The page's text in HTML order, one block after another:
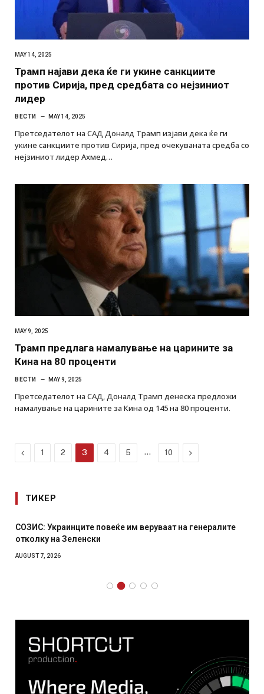
MAY 14, 2025
Трамп најави дека ќе ги укине санкциите
против Сирија, пред средбата со нејзиниот
лидер
ВЕСТИ MAY 14, 2025
Претседателот на САД Доналд Трамп изјави дека ќе ги
укине санкциите против Сирија, пред очекуваната средба со
нејзиниот лидер Ахмед…
MAY 9, 2025
Трамп предлага намалување на царините за
Кина на 80 проценти
ВЕСТИ MAY 9, 2025
Претседателот на САД, Доналд Трамп денеска предложи
намалување на царините за Кина од 145 на 80 проценти.
Previous
1 2 3 4 5 … 10 Next
ТИКЕР
СОЗИС: Украинците повеќе им веруваат на генералите
отколку на Зеленски
AUGUST 7, 2026